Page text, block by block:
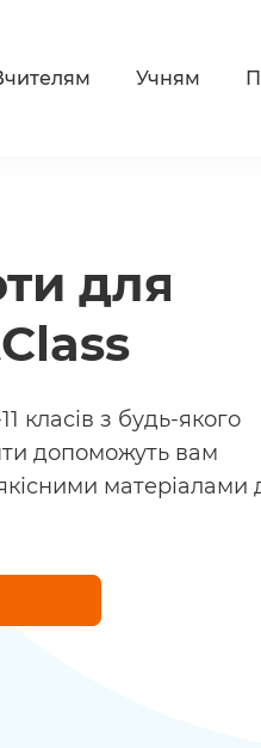
Учням
для
класів з будь-якого
допоможуть вам
матеріалами